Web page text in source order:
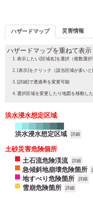
ハザードマップ 災害情報
ハザードマップを重ねて表示
表示したい[区域名]を選択（複数選択
[表示]をクリック（該当区域が多いと
[詳細]で透過率を変更可能
選択区域を変更したり地図を移動し
洪水浸水想定区域
洪水浸水想定区域 詳細
土砂災害危険個所
土石流危険渓流
詳細
急傾斜地崩壊危険箇所
地すべり危険箇所 詳細
雪崩危険箇所 詳細